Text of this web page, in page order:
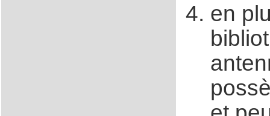
en